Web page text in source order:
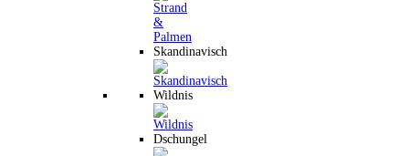
Skandinavisch
Wildnis
Dschungel